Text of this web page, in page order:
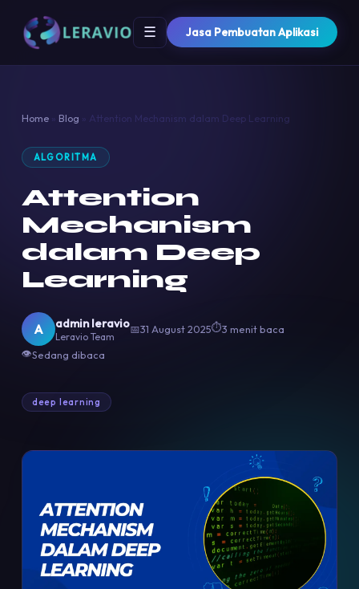
☰ Jasa Pembuatan Aplikasi
Home» Blog » Attention Mechanism dalam Deep Learning
ALGORITMA
Attention
Mechanism
dalam Deep
Learning
A admin leravio
Leravio Team
📅31 August 2025⏱3 menit baca
👁Sedang dibaca
deep learning